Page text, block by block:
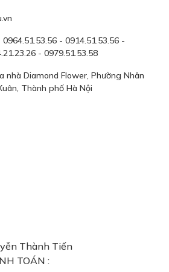
- 0914.51.53.56 -
- 0979.51.53.58
nhà Diamond Flower, Phường Nhân
Thành phố Hà Nội
Thành Tiến
TOÁN :